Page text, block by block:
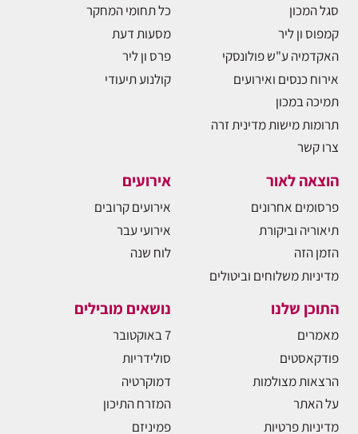
סגל המכון
קמפוס ון ליר
האקדמיה ע"ש פולונסקי
אירוח כנסים ואירועים
תמיכה במכון
תרומות מישות מדינית זרה
צרו קשר
כל תחומי המחקר
מסעות דעת
פרס ון ליר
קולנוע תיעודי
הוצאה לאור
פרסומים אחרונים
תיאוריה וביקורת
הזמן הזה
מדיניות משלוחים וביטולים
אירועים
אירועים קרובים
אירועי עבר
לוח שנה
התוכן שלנו
מאמרים
פודקאסטים
הרצאות מצולמות
על האתר
מדיניות פרטיות
נושאים מובילים
7 באוקטובר
סולידריות
דמוקרטיה
המזרח התיכון
פמיניזם